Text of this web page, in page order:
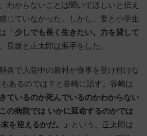
わからないことは聞いてほしいと伝え
じていなかった。しかし、妻と小学生
「 少しでも長く生きたい。力を貸して
長坂と正太郎は握手をした。
炎で入院中の新村が食事を受け付けな
あるのでは？と谷崎に話す。谷崎は
ているのか死んでいるのかわからない
の病院では いかに延命するのかでは
を迎えるかだ。」
という。正太郎は